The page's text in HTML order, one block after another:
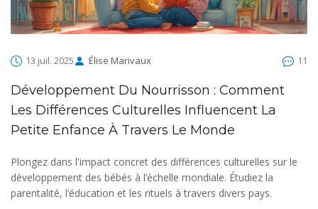
13 juil. 2025 Élise Marivaux 11
Développement Du Nourrisson : Comment
Les Différences Culturelles Influencent La
Petite Enfance À Travers Le Monde
Plongez dans l'impact concret des différences culturelles sur le
développement des bébés à l’échelle mondiale. Étudiez la
parentalité, l’éducation et les rituels à travers divers pays.